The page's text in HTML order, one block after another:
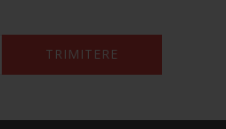
TRIMITERE